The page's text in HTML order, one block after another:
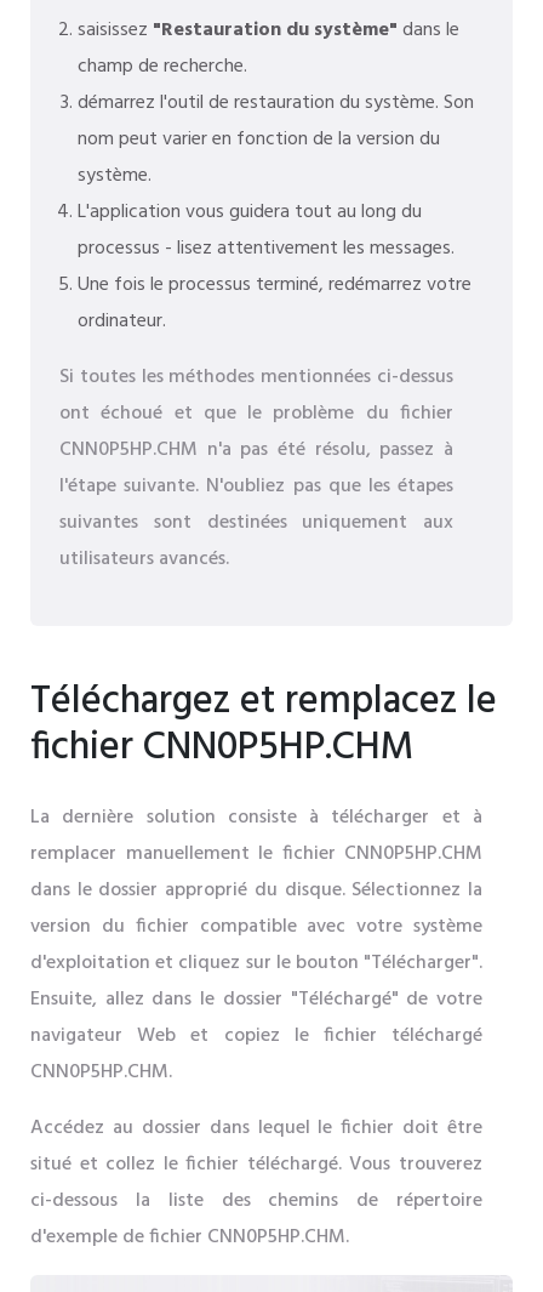
saisissez "Restauration du système"dans le
champ de recherche.
démarrez l'outil de restauration du système. Son
nom peut varier en fonction de la version du
système.
L'application vous guidera tout au long du
processus - lisez attentivement les messages.
Une fois le processus terminé, redémarrez votre
ordinateur.
Si toutes les méthodes mentionnées ci-dessus
ont échoué et que le problème du fichier
CNN0P5HP.CHM n'a pas été résolu, passez à
l'étape suivante. N'oubliez pas que les étapes
suivantes sont destinées uniquement aux
utilisateurs avancés.
Téléchargez et remplacez le
fichier CNN0P5HP.CHM
La dernière solution consiste à télécharger et à
remplacer manuellement le fichier CNN0P5HP.CHM
dans le dossier approprié du disque. Sélectionnez la
version du fichier compatible avec votre système
d'exploitation et cliquez sur le bouton "Télécharger".
Ensuite, allez dans le dossier "Téléchargé" de votre
navigateur Web et copiez le fichier téléchargé
CNN0P5HP.CHM.
Accédez au dossier dans lequel le fichier doit être
situé et collez le fichier téléchargé. Vous trouverez
ci-dessous la liste des chemins de répertoire
d'exemple de fichier CNN0P5HP.CHM.